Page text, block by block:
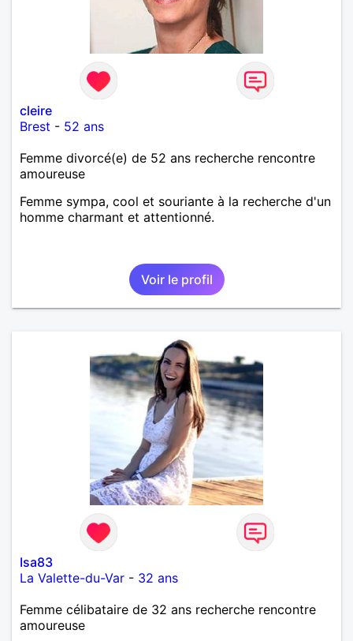
cleire
Brest - 52 ans
Femme divorcé(e) de 52 ans recherche rencontre
amoureuse
Femme sympa, cool et souriante à la recherche d'un
homme charmant et attentionné.
Voir le profil
Isa83
La Valette-du-Var - 32 ans
Femme célibataire de 32 ans recherche rencontre
amoureuse